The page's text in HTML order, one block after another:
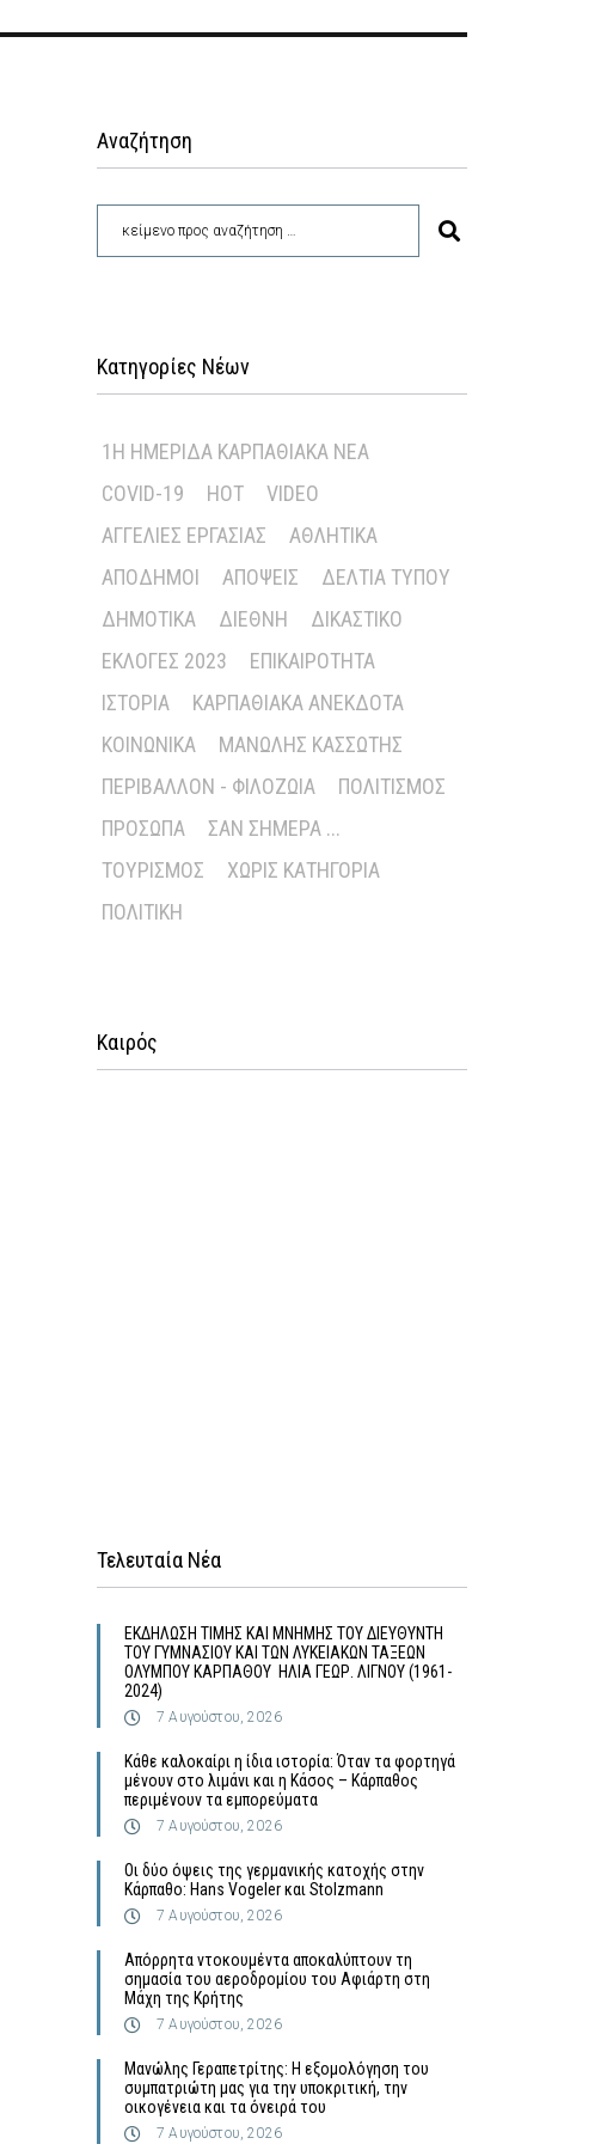
Αναζήτηση
Κατηγορίες Νέων
1Η ΗΜΕΡΊΔΑ ΚΑΡΠΑΘΙΑΚΆ ΝΈΑ
COVID-19
HOT
VIDEO
ΑΓΓΕΛΊΕΣ ΕΡΓΑΣΊΑΣ
ΑΘΛΗΤΙΚΆ
ΑΠΌΔΗΜΟΙ
ΑΠΌΨΕΙΣ
ΔΕΛΤΊΑ ΤΎΠΟΥ
ΔΗΜΟΤΙΚΆ
ΔΙΕΘΝΉ
ΔΙΚΑΣΤΙΚΌ
ΕΚΛΟΓΈΣ 2023
ΕΠΙΚΑΙΡΌΤΗΤΑ
ΙΣΤΟΡΊΑ
ΚΑΡΠΑΘΙΑΚΆ ΑΝΈΚΔΟΤΑ
ΚΟΙΝΩΝΙΚΆ
ΜΑΝΏΛΗΣ ΚΑΣΣΏΤΗΣ
ΠΕΡΙΒΆΛΛΟΝ - ΦΙΛΟΖΩΊΑ
ΠΟΛΙΤΙΣΜΌΣ
ΠΡΌΣΩΠΑ
ΣΑΝ ΣΉΜΕΡΑ ...
ΤΟΥΡΙΣΜΌΣ
ΧΩΡΊΣ ΚΑΤΗΓΟΡΊΑ
ΠΟΛΙΤΙΚΉ
Καιρός
Τελευταία Νέα
ΕΚΔΗΛΩΣΗ ΤΙΜΗΣ ΚΑΙ ΜΝΗΜΗΣ ΤΟΥ ΔΙΕΥΘΥΝΤΗ
ΤΟΥ ΓΥΜΝΑΣΙΟΥ ΚΑΙ ΤΩΝ ΛΥΚΕΙΑΚΩΝ ΤΑΞΕΩΝ
ΟΛΥΜΠΟΥ ΚΑΡΠΑΘΟΥ ΗΛΙΑ ΓΕΩΡ. ΛΙΓΝΟΥ (1961-
2024)
7 Αυγούστου, 2026
Κάθε καλοκαίρι η ίδια ιστορία: Όταν τα φορτηγά
μένουν στο λιμάνι και η Κάσος – Κάρπαθος
περιμένουν τα εμπορεύματα
7 Αυγούστου, 2026
Οι δύο όψεις της γερμανικής κατοχής στην
Κάρπαθο: Hans Vogeler και Stolzmann
7 Αυγούστου, 2026
Απόρρητα ντοκουμέντα αποκαλύπτουν τη
σημασία του αεροδρομίου του Αφιάρτη στη
Μάχη της Κρήτης
7 Αυγούστου, 2026
Μανώλης Γεραπετρίτης: Η εξομολόγηση του
συμπατριώτη μας για την υποκριτική, την
οικογένεια και τα όνειρά του
7 Αυγούστου, 2026